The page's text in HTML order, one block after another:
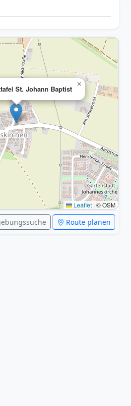
St. Johann Baptist
×
Leaflet|© OSM
Route planen